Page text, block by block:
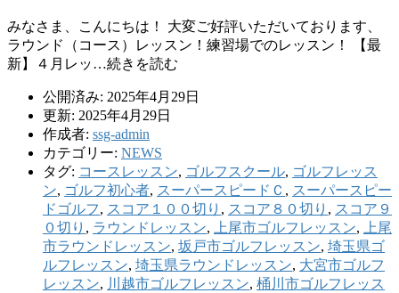
みなさま、こんにちは！ 大変ご好評いただいております、
ラウンド（コース）レッスン！練習場でのレッスン！ 【最
新】４月レッ…続きを読む
公開済み: 2025年4月29日
更新: 2025年4月29日
作成者: ssg-admin
カテゴリー: NEWS
タグ: コースレッスン, ゴルフスクール, ゴルフレッス
ン, ゴルフ初心者, スーパースピードＣ , スーパースピー
ドゴルフ, スコア１００切り , スコア８０切り , スコア９
０切り , ラウンドレッスン, 上尾市ゴルフレッスン,
上尾
市ラウンドレッスン, 坂戸市ゴルフレッスン, 埼玉県ゴ
ルフレッスン, 埼玉県ラウンドレッスン, 大宮市ゴルフ
レッスン, 川越市ゴルフレッスン, 桶川市ゴルフレッス